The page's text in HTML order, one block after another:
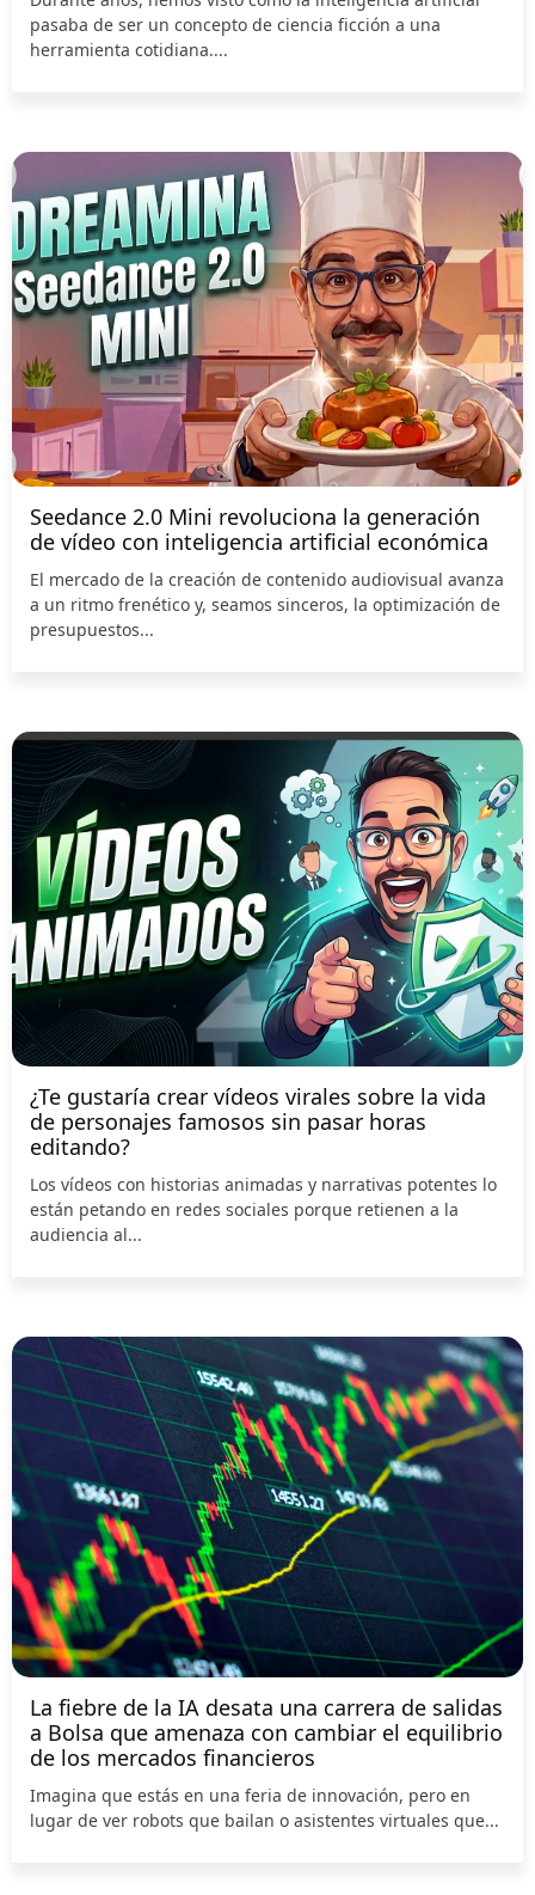
pasaba de ser un concepto de ciencia ficción a una
herramienta cotidiana....
Seedance 2.0 Mini revoluciona la generación
de vídeo con inteligencia artificial económica
El mercado de la creación de contenido audiovisual avanza
a un ritmo frenético y, seamos sinceros, la optimización de
presupuestos...
¿Te gustaría crear vídeos virales sobre la vida
de personajes famosos sin pasar horas
editando?
Los vídeos con historias animadas y narrativas potentes lo
están petando en redes sociales porque retienen a la
audiencia al...
La fiebre de la IA desata una carrera de salidas
a Bolsa que amenaza con cambiar el equilibrio
de los mercados financieros
Imagina que estás en una feria de innovación, pero en
lugar de ver robots que bailan o asistentes virtuales que...